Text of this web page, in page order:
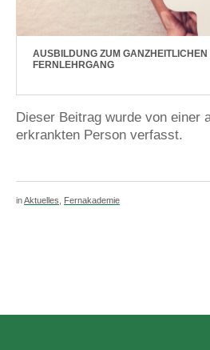
AUSBILDUNG ZUM
FERNLEHRGANG
Dieser Beitrag wurde von einer
erkrankten Person verfasst.
inAktuelles Fernakademie